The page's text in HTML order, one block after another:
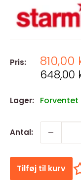
Pris: 810,00
648,00
Lager: Forventet
Antal:
Tilføj til kurv